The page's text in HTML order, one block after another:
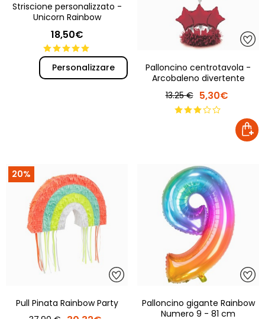
Striscione personalizzato -
Unicorn Rainbow
18,50€
Personalizzare
Palloncino centrotavola -
Arcobaleno divertente
13.25 € 5,30€
20%
Pull Pinata Rainbow Party
Palloncino gigante Rainbow
Numero 9 - 81 cm